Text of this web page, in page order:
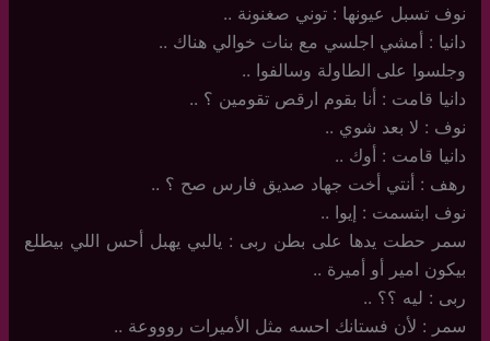
نوف تسبل عيونها : توني صغنونة ..
دانيا : أمشي اجلسي مع بنات خوالي هناك ..
وجلسوا على الطاولة وسالفوا ..
دانيا قامت : أنا بقوم ارقص تقومين ؟ ..
نوف : لا بعد شوي ..
دانيا قامت : أوك ..
رهف : أنتي أخت جهاد صديق فارس صح ؟ ..
نوف ابتسمت : إيوا ..
سمر حطت يدها على بطن ربى : يالبي يهبل أحس اللي بيطلع
بيكون امير أو أميرة ..
ربى : ليه ؟؟ ..
سمر : لأن فستانك احسه مثل الأميرات روووعة ..